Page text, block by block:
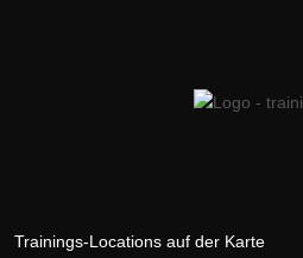
Trainings-Locations auf der Karte